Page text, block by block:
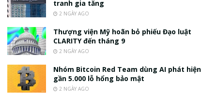
tranh gia tăng
2 NGÀY AGO
Thượng viện Mỹ hoãn bỏ phiếu Đạo luật
CLARITY đến tháng 9
2 NGÀY AGO
Nhóm Bitcoin Red Team dùng AI phát hiện
gần 5.000 lỗ hổng bảo mật
2 NGÀY AGO